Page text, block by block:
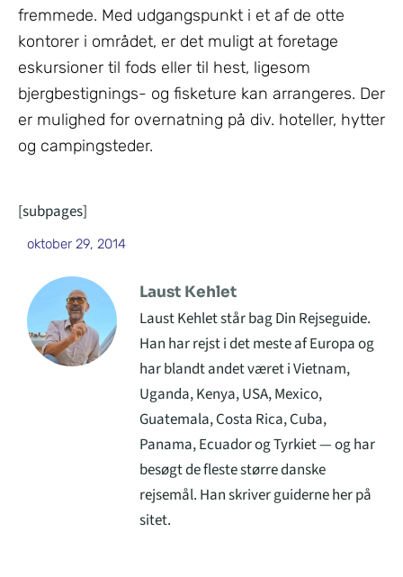
fremmede. Med udgangspunkt i et af de otte
kontorer i området, er det muligt at foretage
eskursioner til fods eller til hest, ligesom
bjergbestignings- og fisketure kan arrangeres. Der
er mulighed for overnatning på div. hoteller, hytter
og campingsteder.
[subpages]
oktober 29, 2014
Laust Kehlet
Laust Kehlet står bag Din Rejseguide.
Han har rejst i det meste af Europa og
har blandt andet været i Vietnam,
Uganda, Kenya, USA, Mexico,
Guatemala, Costa Rica, Cuba,
Panama, Ecuador og Tyrkiet — og har
besøgt de fleste større danske
rejsemål. Han skriver guiderne her på
sitet.